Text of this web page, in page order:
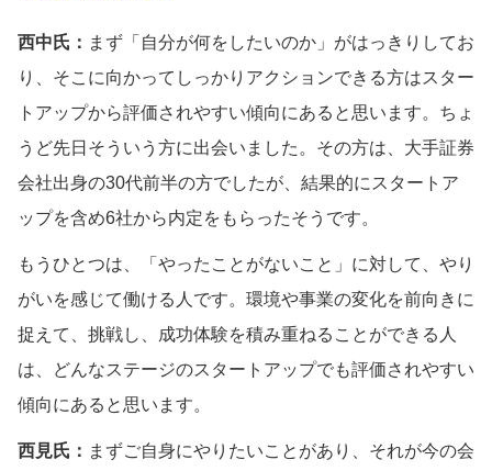
西中氏： まず「自分が何をしたいのか」がはっきりしてお
り、そこに向かってしっかりアクションできる方はスター
トアップから評価されやすい傾向にあると思います。ちょ
うど先日そういう方に出会いました。その方は、大手証券
会社出身の30代前半の方でしたが、結果的にスタートア
ップを含め6社から内定をもらったそうです。
もうひとつは、「やったことがないこと」に対して、やり
がいを感じて働ける人です。環境や事業の変化を前向きに
捉えて、挑戦し、成功体験を積み重ねることができる人
は、どんなステージのスタートアップでも評価されやすい
傾向にあると思います。
西見氏： まずご自身にやりたいことがあり、それが今の会